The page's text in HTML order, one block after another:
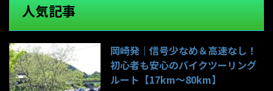
人気記事
岡崎発｜信号少なめ＆高速なし！
初心者も安心のバイクツーリング
ルート【17km〜80km】